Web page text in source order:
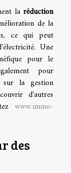
laréduction
de la
ce qui peut
Une
pour le
pour
sur la gestion
d'autres
www.immo-
des